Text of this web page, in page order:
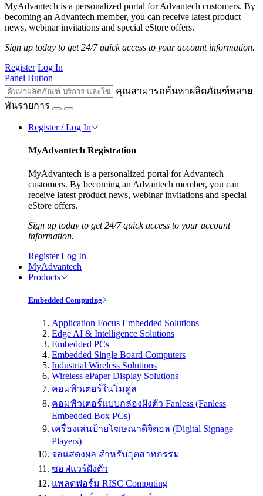
MyAdvantech is a personalized portal for Advantech customers. By
becoming an Advantech member, you can receive latest product
news, webinar invitations and special eStore offers.
Sign up today to get 24/7 quick access to your account information.
Register Log In
Panel Button
คุณสามารถค้นหาผลิตภัณฑ์หลาย
พันรายการ
Register / Log In
MyAdvantech Registration
MyAdvantech is a personalized portal for Advantech
customers. By becoming an Advantech member, you can
receive latest product news, webinar invitations and special
eStore offers.
Sign up today to get 24/7 quick access to your account
information.
Register Log In
MyAdvantech
Products
Embedded Computing
Application Focus Embedded Solutions
Edge AI & Intelligence Solutions
Embedded PCs
Embedded Single Board Computers
Industrial Wireless Solutions
Wireless ePaper Display Solutions
คอมพิวเตอร์ในโมดูล
คอมพิวเตอร์แบบกล่องฝังตัว Fanless (Fanless
Embedded Box PCs)
เครื่องเล่นป้ายโฆษณาดิจิตอล (Digital Signage
Players)
จอแสดงผล สำหรับอุตสาหกรรม
ซอฟแวร์ฝังตัว
แพลตฟอร์ม RISC Computing